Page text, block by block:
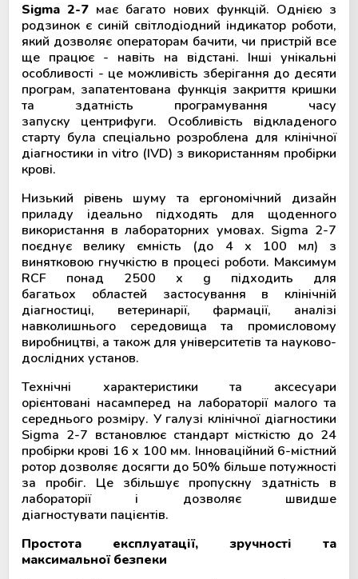
Sigma 2-7 має багато нових функцій. Однією з
родзинок є синій світлодіодний індикатор роботи,
який дозволяє операторам бачити, чи пристрій все
ще працює - навіть на відстані. Інші унікальні
особливості - це можливість зберігання до десяти
програм, запатентована функція закриття кришки
та здатність програмування часу
запуску центрифуги. Особливість відкладеного
старту була спеціально розроблена для клінічної
діагностики in vitro (IVD) з використанням пробірки
крові.
Низький рівень шуму та ергономічний дизайн
приладу ідеально підходять для щоденного
використання в лабораторних умовах. Sigma 2-7
поєднує велику ємність (до 4 х 100 мл) з
винятковою гнучкістю в процесі роботи. Максимум
RCF понад 2500 х g підходить для
багатьох областей застосування в клінічній
діагностиці, ветеринарії, фармації, аналізі
навколишнього середовища та промисловому
виробництві, а також для університетів та науково-
дослідних установ.
Технічні характеристики та аксесуари
орієнтовані насамперед на лабораторії малого та
середнього розміру. У галузі клінічної діагностики
Sigma 2-7 встановлює стандарт місткістю до 24
пробірки крові 16 x 100 мм. Інноваційний 6-містний
ротор дозволяє досягти до 50% більше потужності
за пробіг. Це збільшує пропускну здатність в
лабораторії і дозволяє швидше
діагностувати пацієнтів.
Простота експлуатації, зручності та
максимальної безпеки